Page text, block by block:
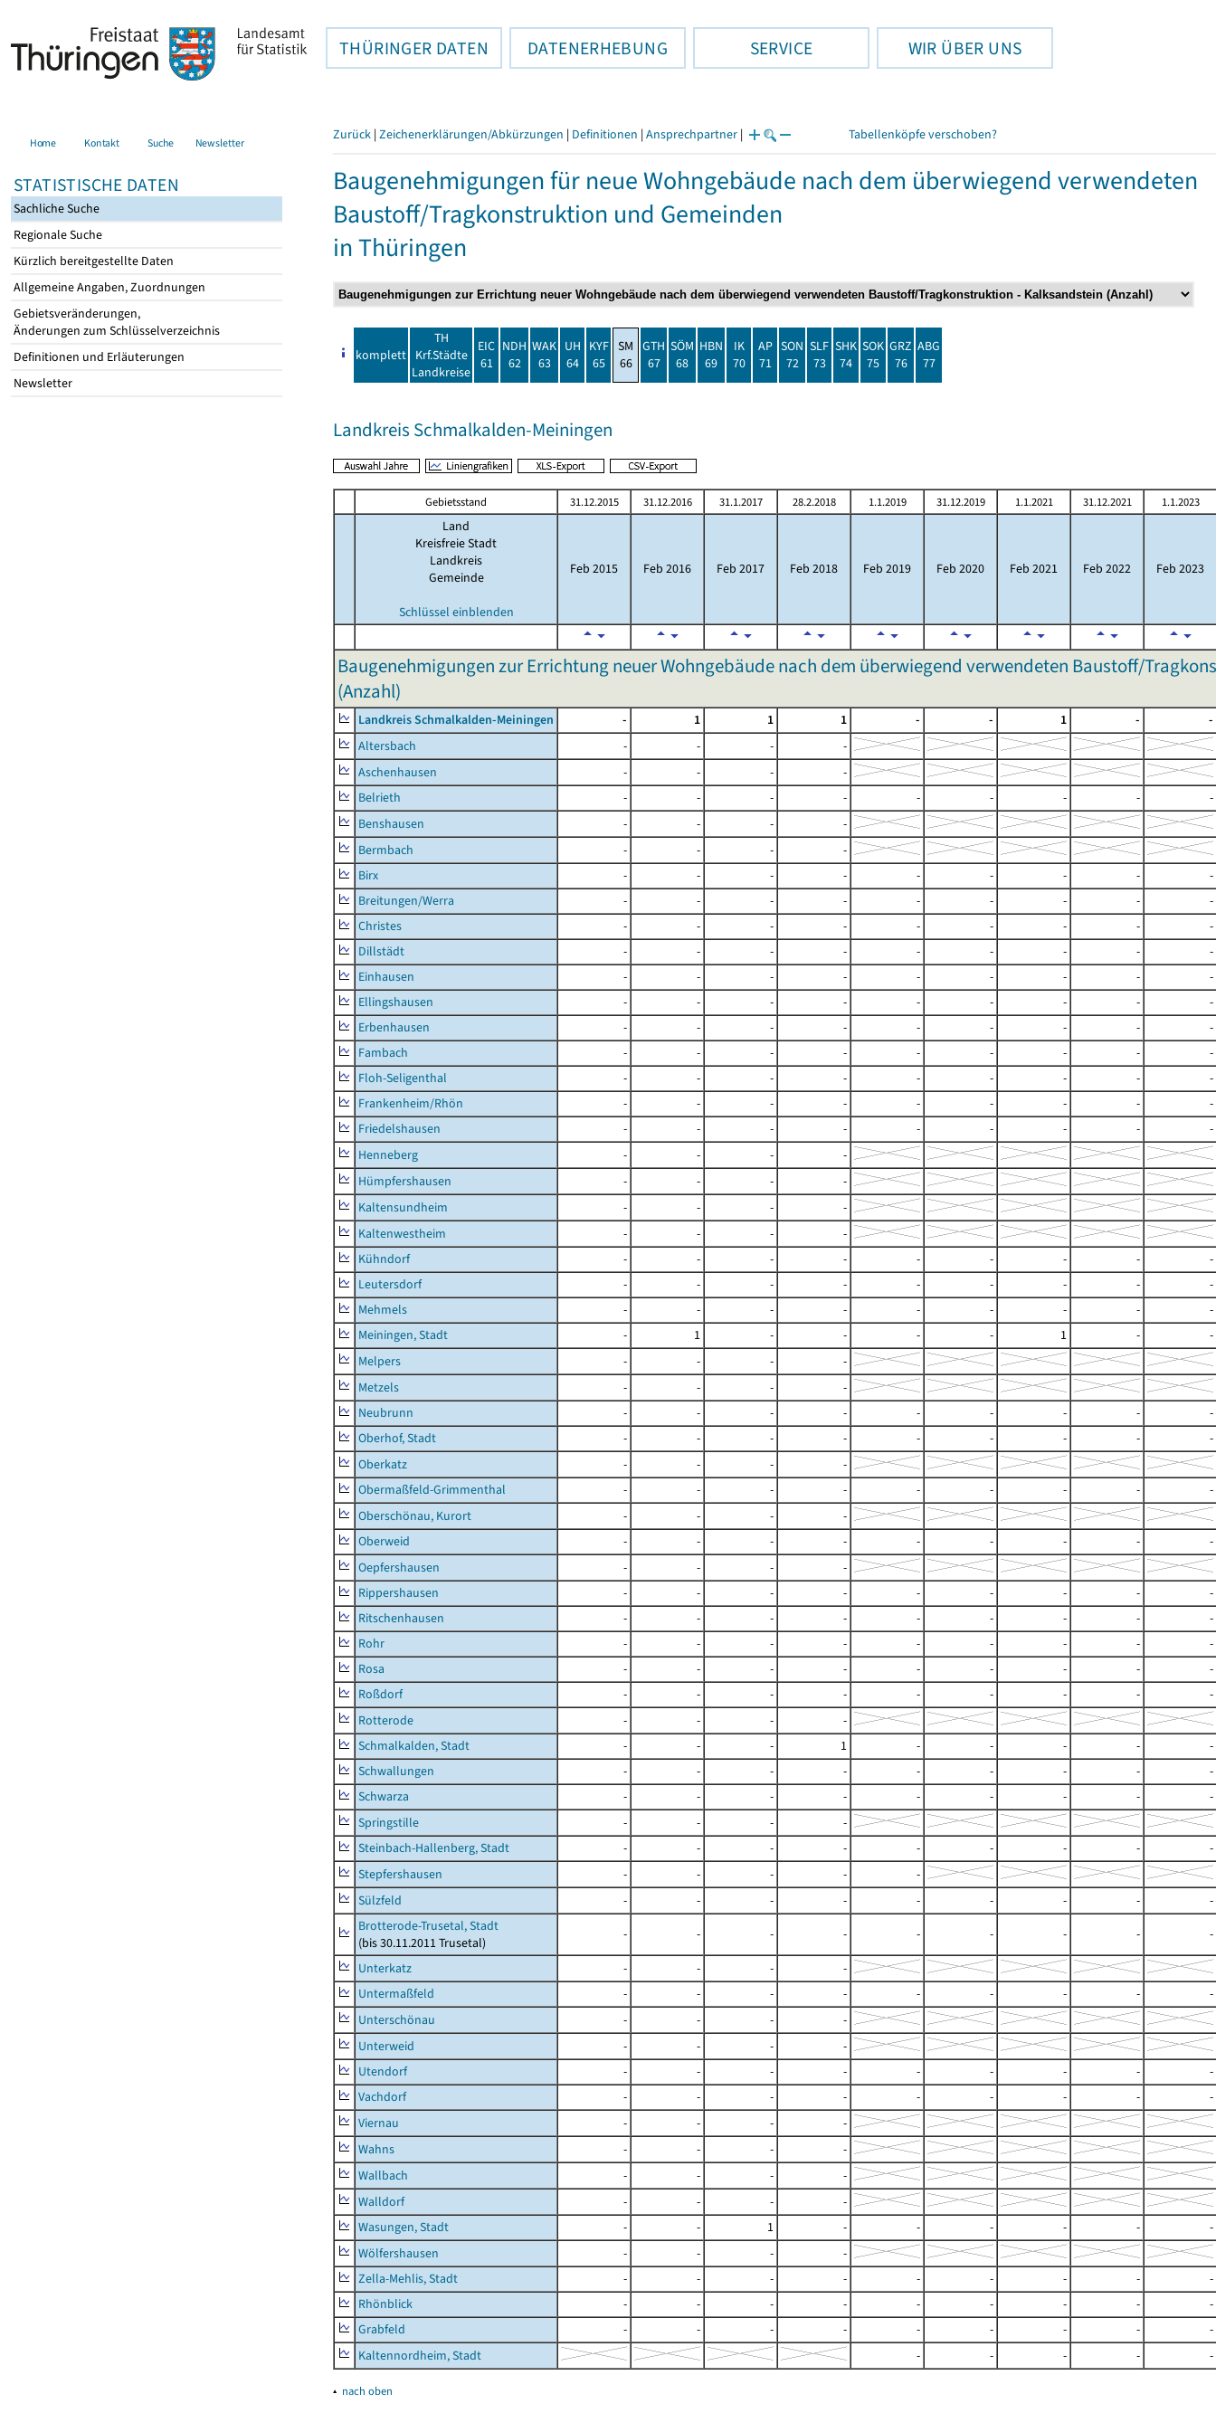
THÜRINGER DATEN DATENERHEBUNG SERVICE WIR ÜBER UNS
Home Kontakt Suche Newsletter
STATISTISCHE DATEN
Sachliche Suche
Regionale Suche
Kürzlich bereitgestellte Daten
Allgemeine Angaben, Zuordnungen
Gebietsveränderungen,
Änderungen zum Schlüsselverzeichnis
Definitionen und Erläuterungen
Newsletter
Zurück | Zeichenerklärungen/Abkürzungen | Definitionen | Ansprechpartner | Tabellenköpfe verschoben?
Baugenehmigungen für neue Wohngebäude nach dem überwiegend verwendeten
Baustoff/Tragkonstruktion und Gemeinden
in Thüringen
komplett
TH
Krf.Städte
Landkreise
EIC
61
NDH
62
WAK
63
UH
64
KYF
65
SM
66
GTH
67
SÖM
68
HBN
69
IK
70
AP
71
SON
72
SLF
73
SHK
74
SOK
75
GRZ
76
ABG
77
Landkreis Schmalkalden-Meiningen
Gebietsstand 31.12.2015 31.12.2016 31.1.2017 28.2.2018 1.1.2019 31.12.2019 1.1.2021 31.12.2021 1.1.2023
Land
Kreisfreie Stadt
Landkreis
Gemeinde
Schlüssel einblenden
Feb 2015 Feb 2016 Feb 2017 Feb 2018 Feb 2019 Feb 2020 Feb 2021 Feb 2022 Feb 2023
Baugenehmigungen zur Errichtung neuer Wohngebäude nach dem überwiegend verwendeten Baustoff/
(Anzahl)
Landkreis Schmalkalden-Meiningen - 1 1 1 - - 1 -
-
Altersbach
- - -
-
Aschenhausen
- - -
-
Belrieth
- - - - - - - -
-
Benshausen
- - -
-
Bermbach
- - -
-
Birx
- - - - - - - -
-
Breitungen/Werra
- - - - - - - -
-
Christes
- - - - - - - -
-
Dillstädt
- - - - - - - -
-
Einhausen
- - - - - - - -
-
Ellingshausen
- - - - - - - -
-
Erbenhausen
- - - - - - - -
-
Fambach
- - - - - - - -
-
Floh-Seligenthal
- - - - - - - -
-
Frankenheim/Rhön
- - - - - - - -
-
Friedelshausen
- - - - - - - -
-
Henneberg
- - -
-
Hümpfershausen
- - -
-
Kaltensundheim
- - -
-
Kaltenwestheim
- - -
-
Kühndorf
- - - - - - - -
-
Leutersdorf
- - - - - - - -
-
Mehmels
- - - - - - - -
-
Meiningen, Stadt
- 1 - - - - 1 -
-
Melpers
- - -
-
Metzels
- - -
-
Neubrunn
- - - - - - - -
-
Oberhof, Stadt
- - - - - - - -
-
Oberkatz
- - -
-
Obermaßfeld-Grimmenthal
- - - - - - - -
-
Oberschönau, Kurort
- - -
-
Oberweid
- - - - - - - -
-
Oepfershausen
- - -
-
Rippershausen
- - - - - - - -
-
Ritschenhausen
- - - - - - - -
-
Rohr
- - - - - - - -
-
Rosa
- - - - - - - -
-
Roßdorf
- - - - - - - -
-
Rotterode
- - -
-
Schmalkalden, Stadt
- - - 1 - - - -
-
Schwallungen
- - - - - - - -
-
Schwarza
- - - - - - - -
-
Springstille
- - -
-
Steinbach-Hallenberg, Stadt
- - - - - - - -
-
Stepfershausen
- - - -
-
Sülzfeld
- - - - - - - -
-
Brotterode-Trusetal, Stadt
(bis 30.11.2011 Trusetal)
- - - - - - - -
-
Unterkatz
- - -
-
Untermaßfeld
- - - - - - - -
-
Unterschönau
- - -
-
Unterweid
- - -
-
Utendorf
- - - - - - - -
-
Vachdorf
- - - - - - - -
-
Viernau
- - -
-
Wahns
- - -
-
Wallbach
- - -
-
Walldorf
- - -
-
Wasungen, Stadt
- - 1 - - - - -
-
Wölfershausen
- - -
-
Zella-Mehlis, Stadt
- - - - - - - -
-
Rhönblick
- - - - - - - -
-
Grabfeld
- - - - - - - -
-
Kaltennordheim, Stadt
- - - - -
▴ nach oben